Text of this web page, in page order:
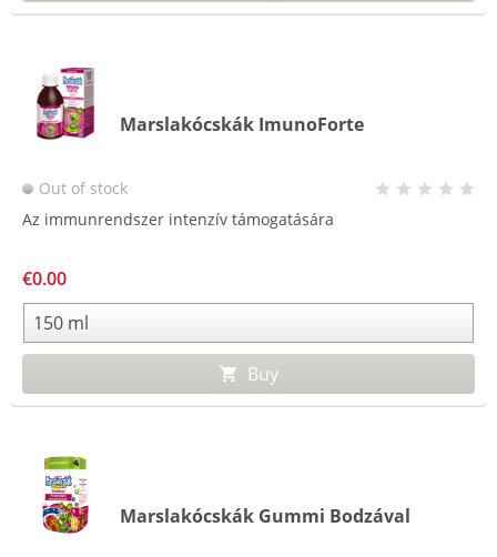
Marslakócskák ImunoForte
Out of stock
Az immunrendszer intenzív támogatására
€0.00
Buy
Marslakócskák Gummi Bodzával